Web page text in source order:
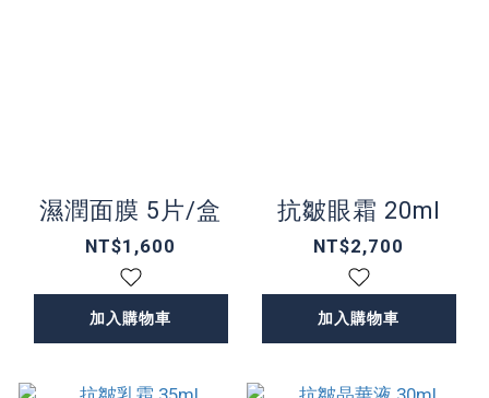
濕潤面膜 5片/盒
NT$1,600
加入購物車
抗皺眼霜 20ml
NT$2,700
加入購物車